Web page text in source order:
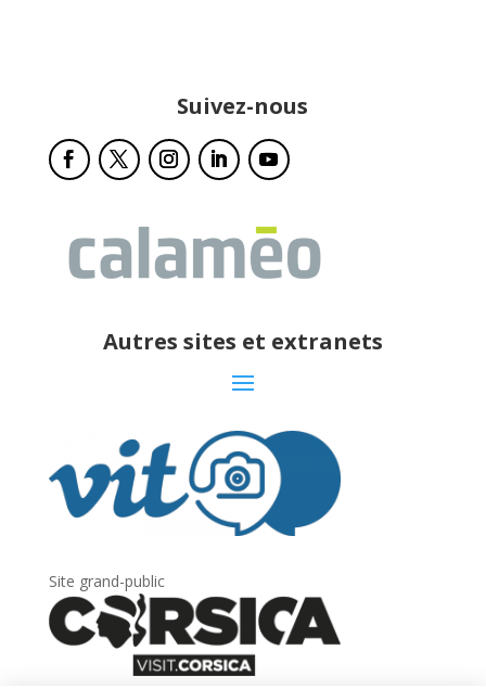
Suivez-nous
Autres sites et extranets
Site grand-public